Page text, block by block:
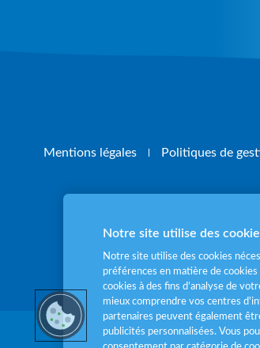
Mentions légales Politiques de
Notre site utilise des
Notre site utilise des cookies
préférences en matière de
cookies à des fins d’analyse de
mieux comprendre vos centres
partenaires peuvent également
publicités personnalisées. Vous